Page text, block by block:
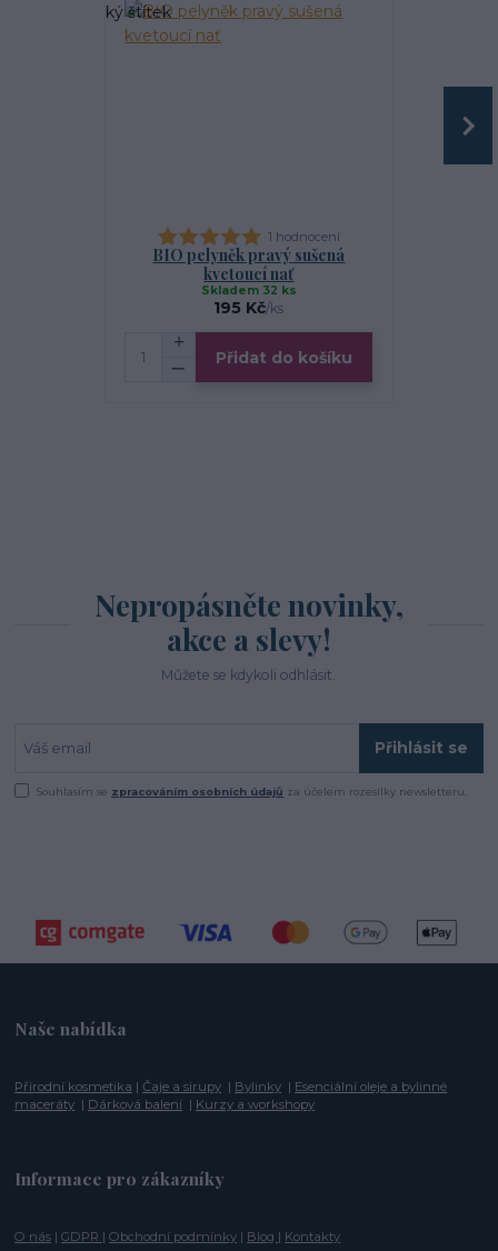
1 hodnocení
BIO pelyněk pravý sušená
kvetoucí nať
195 Kč/ks
Skladem 32 ks
Přidat do košíku
Nepropásněte novinky,
akce a slevy!
Můžete se kdykoli odhlásit.
Přihlásit se
Souhlasím se zpracováním osobních údajů za účelem rozesílky newsletteru.
Naše nabídka
Přírodní kosmetika |Čaje a sirupy | Bylinky | Esenciální oleje a bylinné
maceráty | Dárková balení | Kurzy a workshopy
Informace pro zákazníky
O nás |GDPR |Obchodní podmínky | Blog | Kontakty